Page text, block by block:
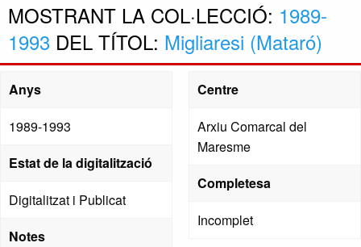
MOSTRANT LA COL·LECCIÓ: 1989-
1993 DEL TÍTOL: Migliaresi (Mataró)
Anys
1989-1993
Estat de la digitalització
Digitalitzat i Publicat
Notes
Centre
Arxiu Comarcal del
Maresme
Completesa
Incomplet